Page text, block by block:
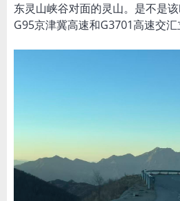
东灵山峡谷对面的灵山。是不是
G95京津冀高速和G3701高速交汇